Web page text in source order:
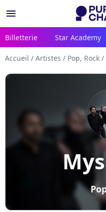
menu
Billetterie Star Academy
Accueil / Artistes / Pop, Rock /